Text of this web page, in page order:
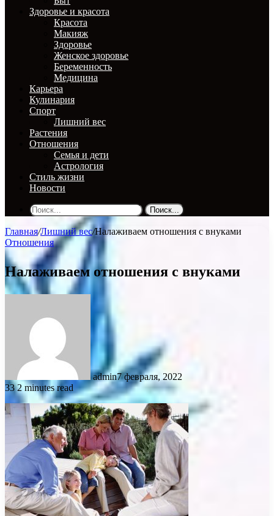
Здоровье и красота
Красота
Макияж
Здоровье
Женское здоровье
Беременность
Медицина
Карьера
Кулинария
Спорт
Лишний вес
Растения
Отношения
Семья и дети
Астрология
Стиль жизни
Новости
Поиск...
Главная/Лишний вес/Налаживаем отношения с внуками
Отношения
Налаживаем отношения с внуками
admin7 февраля, 2022
332 minutes read